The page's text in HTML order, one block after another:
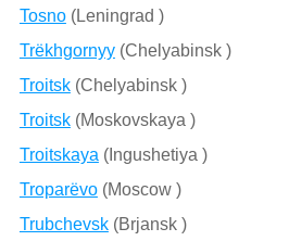
Tosno(Leningrad )
Trëkhgornyy(Chelyabinsk )
Troitsk(Chelyabinsk )
Troitsk(Moskovskaya )
Troitskaya (Ingushetiya )
Troparëvo(Moscow )
Trubchevsk(Brjansk )